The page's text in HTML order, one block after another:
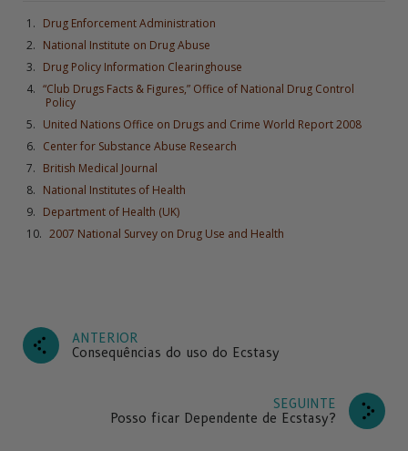
Drug Enforcement Administration
National Institute on Drug Abuse
Drug Policy Information Clearinghouse
“Club Drugs Facts & Figures,” Office of National Drug Control
Policy
United Nations Office on Drugs and Crime World Report 2008
Center for Substance Abuse Research
British Medical Journal
National Institutes of Health
Department of Health (UK)
2007 National Survey on Drug Use and Health
ANTERIOR
Consequências do uso do Ecstasy
SEGUINTE
Posso ficar Dependente de Ecstasy?